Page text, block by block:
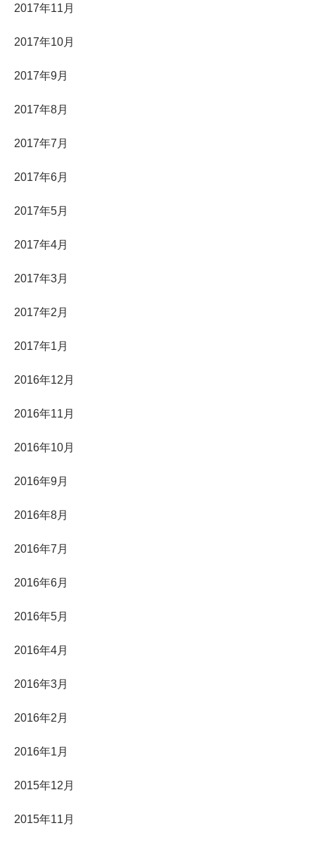
2017年11月
2017年10月
2017年9月
2017年8月
2017年7月
2017年6月
2017年5月
2017年4月
2017年3月
2017年2月
2017年1月
2016年12月
2016年11月
2016年10月
2016年9月
2016年8月
2016年7月
2016年6月
2016年5月
2016年4月
2016年3月
2016年2月
2016年1月
2015年12月
2015年11月